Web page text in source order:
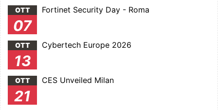
OTT
07
Fortinet Security Day - Roma
OTT
13
Cybertech Europe 2026
OTT
21
CES Unveiled Milan